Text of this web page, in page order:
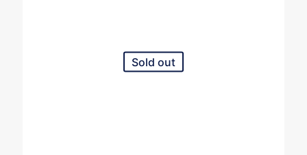
Sold out